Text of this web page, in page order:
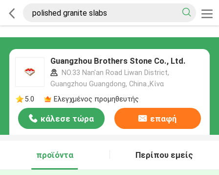
Guangzhou Brothers Stone Co., Ltd.
NO.33 Nan'an Road Liwan District,
Guangzhou Guangdong, China.,Κίνα
5.0
Ελεγχμένος προμηθευτής
κάλεσε τώρα επαφή
προϊόντα Περίπου εμείς